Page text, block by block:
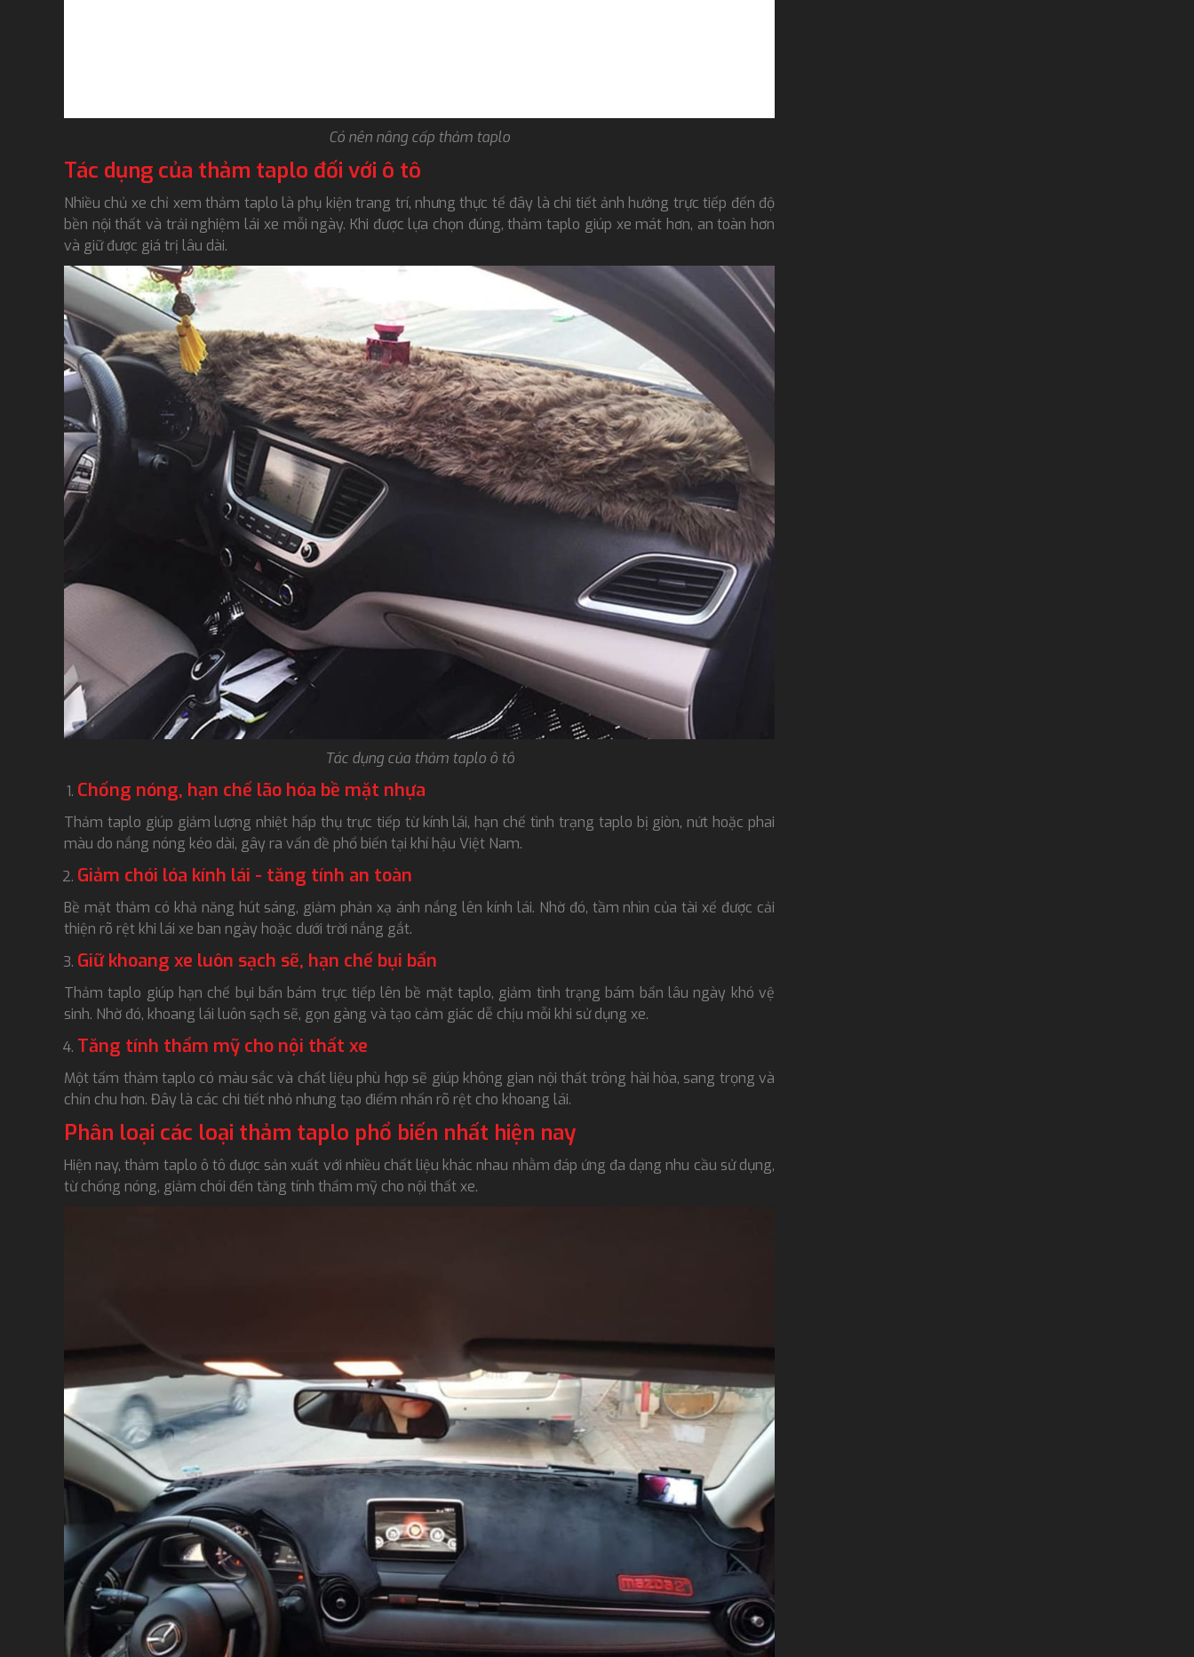
Có nên nâng cấp thảm taplo
Tác dụng của thảm taplo đối với ô tô
Nhiều chủ xe chỉ xem thảm taplo là phụ kiện trang trí, nhưng thực tế đây là chi tiết ảnh hưởng trực tiếp đến độ
bền nội thất và trải nghiệm lái xe mỗi ngày. Khi được lựa chọn đúng, thảm taplo giúp xe mát hơn, an toàn hơn
và giữ được giá trị lâu dài.
Tác dụng của thảm taplo ô tô
Chống nóng, hạn chế lão hóa bề mặt nhựa
Thảm taplo giúp giảm lượng nhiệt hấp thụ trực tiếp từ kính lái, hạn chế tình trạng taplo bị giòn, nứt hoặc phai
màu do nắng nóng kéo dài, gây ra vấn đề phổ biến tại khí hậu Việt Nam.
Giảm chói lóa kính lái - tăng tính an toàn
Bề mặt thảm có khả năng hút sáng, giảm phản xạ ánh nắng lên kính lái. Nhờ đó, tầm nhìn của tài xế được cải
thiện rõ rệt khi lái xe ban ngày hoặc dưới trời nắng gắt.
Giữ khoang xe luôn sạch sẽ, hạn chế bụi bẩn
Thảm taplo giúp hạn chế bụi bẩn bám trực tiếp lên bề mặt taplo, giảm tình trạng bám bẩn lâu ngày khó vệ
sinh. Nhờ đó, khoang lái luôn sạch sẽ, gọn gàng và tạo cảm giác dễ chịu mỗi khi sử dụng xe.
Tăng tính thẩm mỹ cho nội thất xe
Một tấm thảm taplo có màu sắc và chất liệu phù hợp sẽ giúp không gian nội thất trông hài hòa, sang trọng và
chỉn chu hơn. Đây là các chi tiết nhỏ nhưng tạo điểm nhấn rõ rệt cho khoang lái.
Phân loại các loại thảm taplo phổ biến nhất hiện nay
Hiện nay, thảm taplo ô tô được sản xuất với nhiều chất liệu khác nhau nhằm đáp ứng đa dạng nhu cầu sử dụng,
từ chống nóng, giảm chói đến tăng tính thẩm mỹ cho nội thất xe.